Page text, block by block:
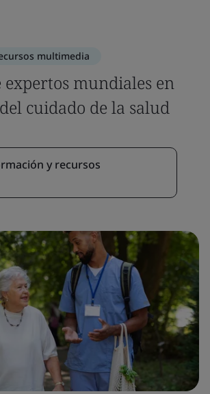
multimedia
mundiales en
cuidado de la salud
y recursos